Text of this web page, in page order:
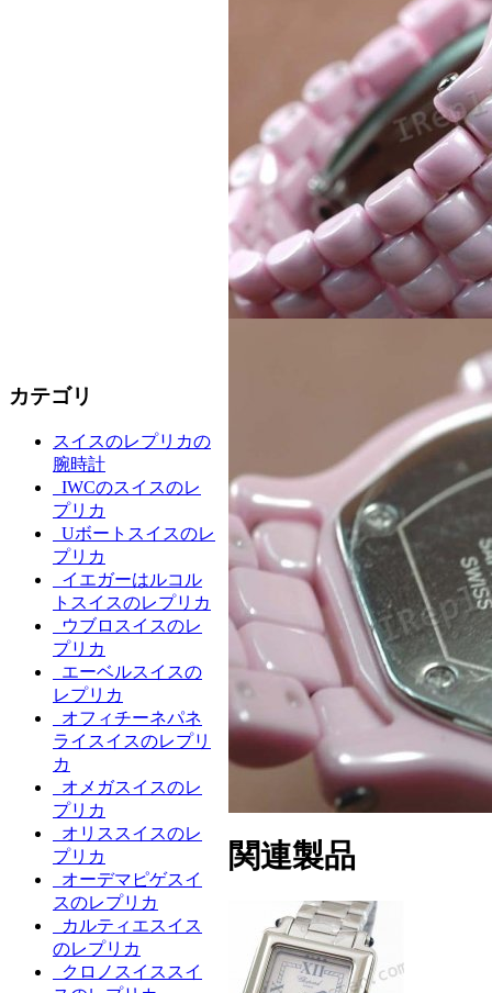
カテゴリ
スイスのレプリカの
腕時計
IWCのスイスのレ
プリカ
Uボートスイスのレ
プリカ
イエガーはルコル
トスイスのレプリカ
ウブロスイスのレ
プリカ
エーベルスイスの
レプリカ
オフィチーネパネ
ライスイスのレプリ
カ
オメガスイスのレ
プリカ
オリススイスのレ
プリカ
オーデマピゲスイ
スのレプリカ
カルティエスイス
のレプリカ
クロノスイススイ
関連製品